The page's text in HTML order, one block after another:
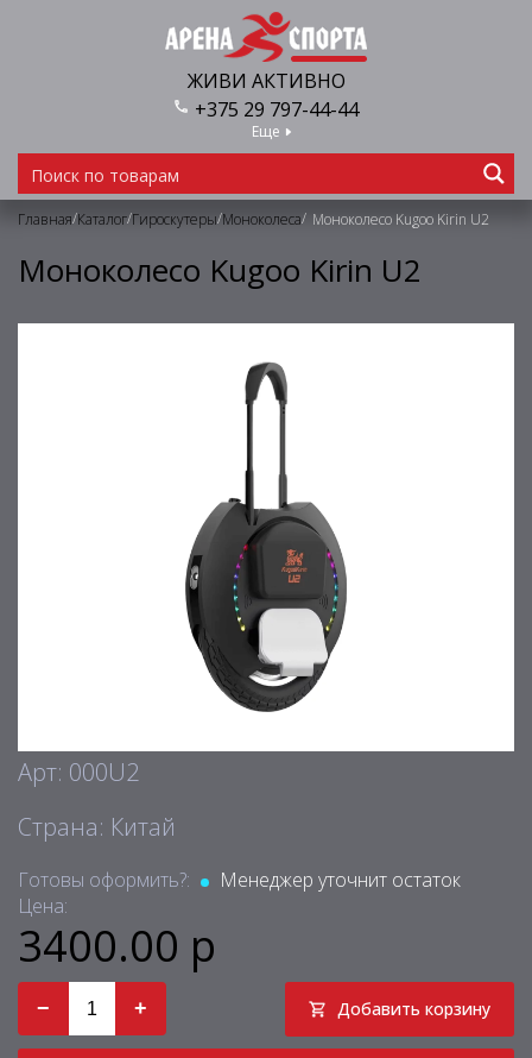
ЖИВИ АКТИВНО
+375 29 797-44-44
Еще
Главная/Каталог/Гироскутеры/Моноколеса/ Моноколесо Kugoo Kirin U2
Моноколесо Kugoo Kirin U2
Арт: 000U2
Страна: Китай
Готовы оформить?:
Менеджер уточнит остаток
Цена:
3400.00 р
− + Добавить корзину